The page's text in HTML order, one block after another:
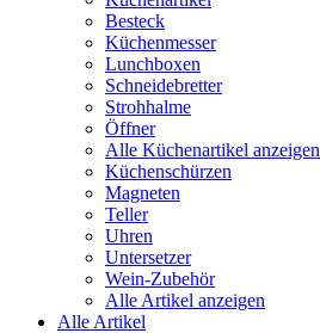
Besteck
Küchenmesser
Lunchboxen
Schneidebretter
Strohhalme
Öffner
Alle Küchenartikel anzeigen
Küchenschürzen
Magneten
Teller
Uhren
Untersetzer
Wein-Zubehör
Alle Artikel anzeigen
Alle Artikel